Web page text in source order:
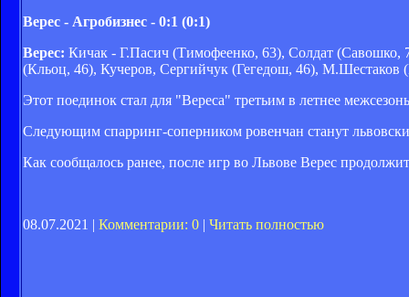
Верес - Агробизнес - 0:1 (0:1)
Верес: Кичак - Г.Пасич (Тимофеенко, 63), Солдат
(Кльоц, 46), Кучеров, Сергийчук (Гегедош, 46), М.Шестаков
Этот поединок стал для "Вереса" третьим в летнее
Следующим спарринг-соперником ровенчан станут
Как сообщалось ранее, после игр во Львове Верес
08.07.2021 | Комментарии: 0 | Читать полностью